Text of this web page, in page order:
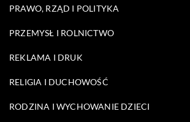
PRAWO, RZĄD I POLITYKA
PRZEMYSŁ I ROLNICTWO
REKLAMA I DRUK
RELIGIA I DUCHOWOŚĆ
RODZINA I WYCHOWANIE DZIECI